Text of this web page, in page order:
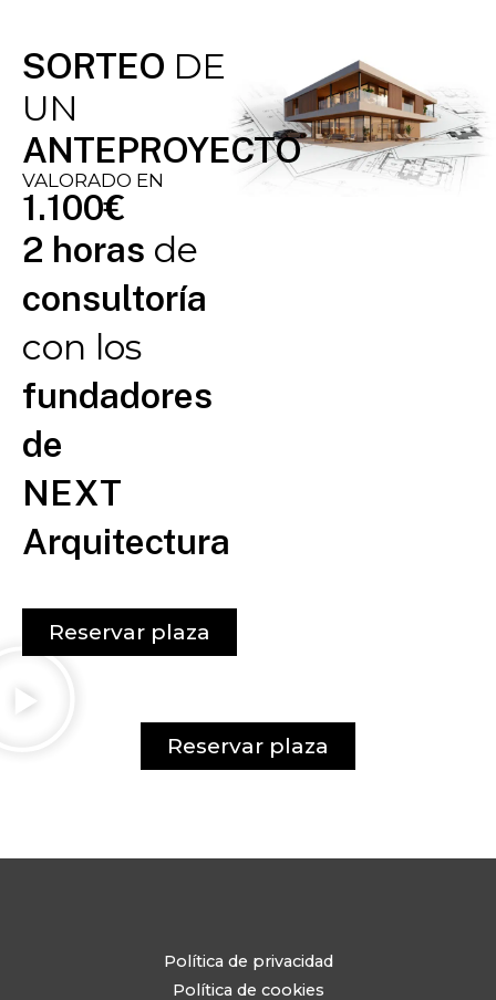
SORTEO DE
UN
ANTEPROYECTO
VALORADO EN
1.100€
2 horas de
consultoría
con los
fundadores
de
NEXT
Arquitectura
Reservar plaza
Reservar plaza
Política de privacidad
Política de cookies